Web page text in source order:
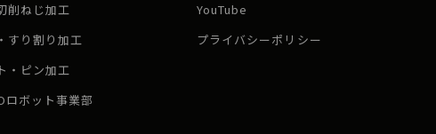
削ねじ加工
すり割り加工
・ピン加工
ロボット事業部
YouTube
プライバシーポリシー